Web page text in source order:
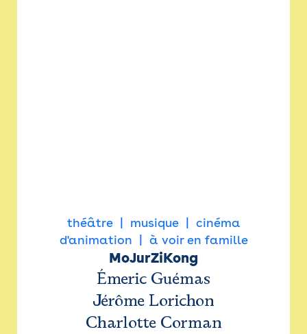
théâtre musique
cinéma
d'animation
à voir en famille
MoJurZiKong
Émeric Guémas
Jérôme Lorichon
Charlotte Corman